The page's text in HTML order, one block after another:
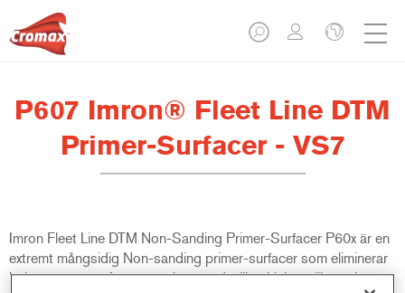
P607 Imron® Fleet Line DTM
Primer-Surfacer - VS7
Imron Fleet Line DTM Non-Sanding Primer-Surfacer P60x är en
extremt mångsidig Non-sanding primer-surfacer som eliminerar
behovet av en tvåstegsuppbyggnad, vilket hjälper till att öka